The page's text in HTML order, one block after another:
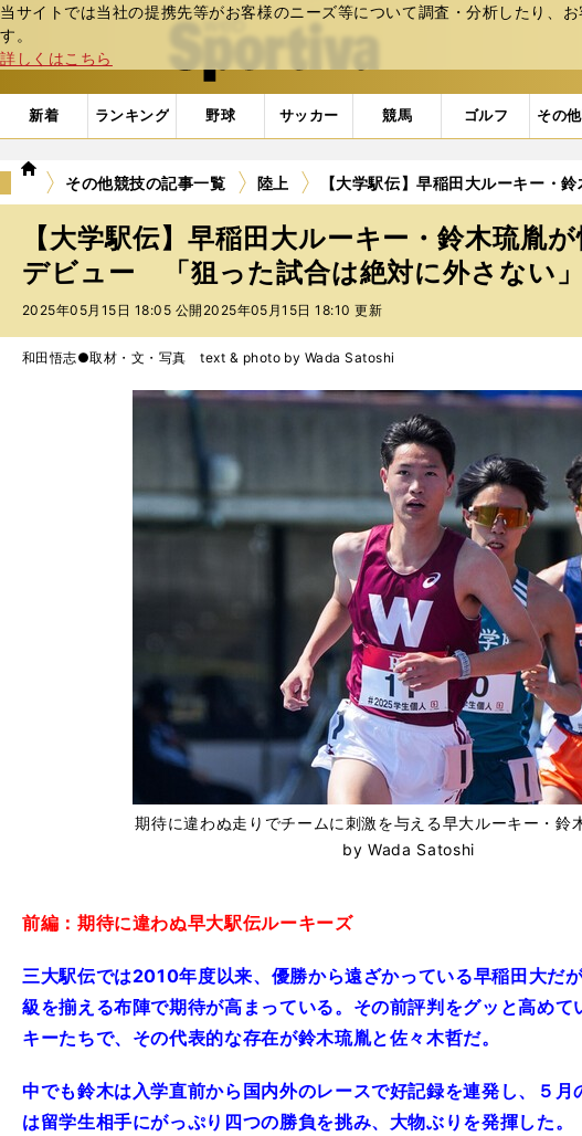
当サイトでは当社の提携先等がお客様のニーズ等について調査・分析したり、
す。
詳しくはこちら
web Sportiva (webスポルティーバ)
新着 ランキング 野球 サッカー 競馬 ゴルフ その
we
ル
テ
ィ
ー
バ
その他競技の記事一覧 陸上 【大学駅伝】早稲田大ルーキー・
【大学駅伝】早稲田大ルーキー・鈴木琉胤
デビュー 「狙った試合は絶対に外さない」
2025年05月15日 18:05 公開 2025年05月15日 18:10 更新
和田悟志●取材・文・写真 text & photo by Wada Satoshi
期待に違わぬ走りでチームに刺激を与える早大ルーキー・
by Wada Satoshi
前編：期待に違わぬ早大駅伝ルーキーズ
三大駅伝では2010年度以来、優勝から遠ざかっている早稲田大だ
級を揃える布陣で期待が高まっている。その前評判をグッと高めて
キーたちで、その代表的な存在が鈴木琉胤と佐々木哲だ。
中でも鈴木は入学直前から国内外のレースで好記録を連発し、５
は留学生相手にがっぷり四つの勝負を挑み、大物ぶりを発揮した。